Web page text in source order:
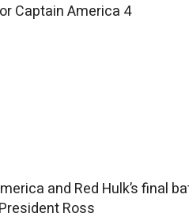
Captain America 4
and Red Hulk’s final
Ross